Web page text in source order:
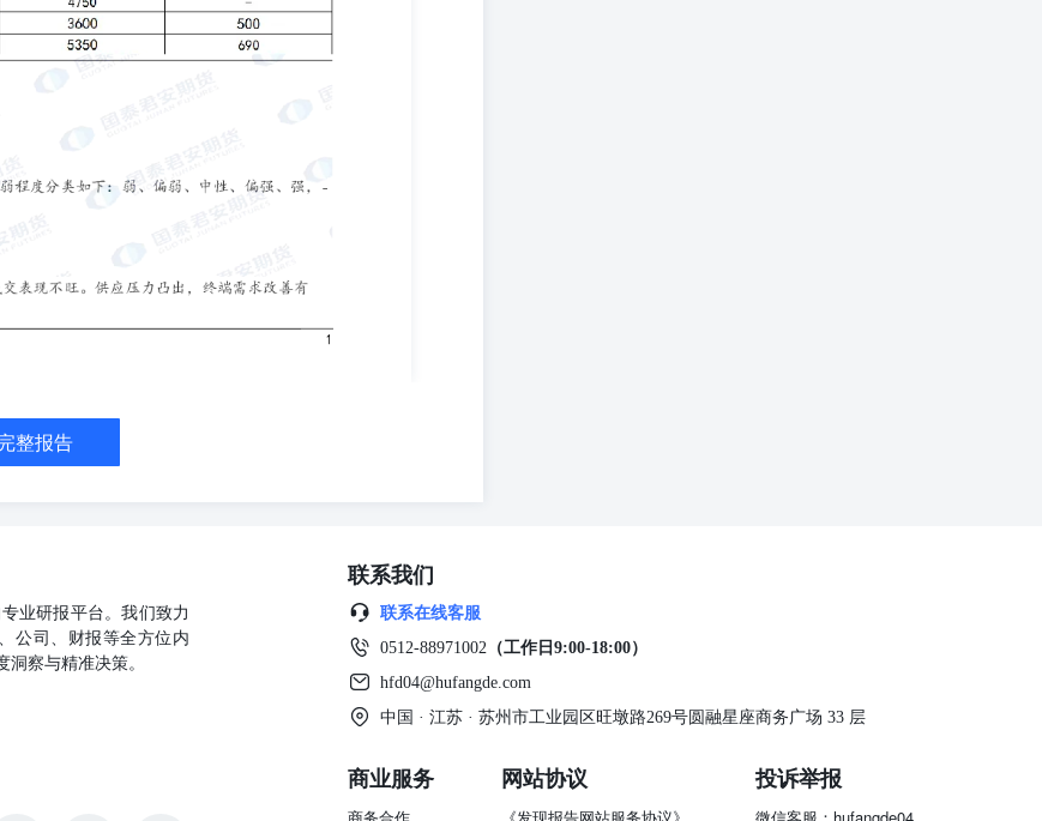
务标记及标记均为国君期货所有或经合法授权被许可使用 的商
任何单位或个人不得使用该商标、服务标记及标记。 请务必
整报告
业研报平台。我们致力
公司、财报等全方位内
察与精准决策。
联系我们
联系在线客服
0512-88971002 （工作日9:00-18:00）
hfd04@hufangde.com
中国 · 江苏 · 苏州市工业园区旺墩路269号圆融星座商务广场 33 层
商业服务 网站协议 投诉举报